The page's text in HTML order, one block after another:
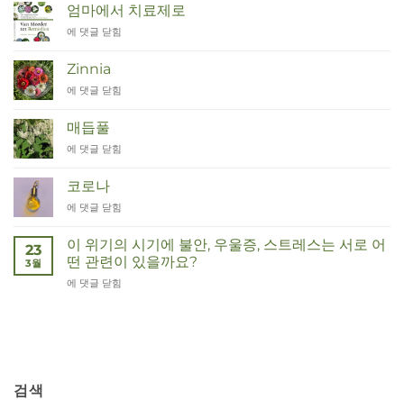
엄마에서 치료제로
Van
tot
Remedies
에 댓글 닫힘
Zinnia
Zinnia
에 댓글 닫힘
매듭풀
Duizendknoop
에 댓글 닫힘
코로나
Corona
에 댓글 닫힘
23
3월
이 위기의 시기에 불안, 우울증, 스트레스는 서로 어
떤 관련이 있을까요?
Wat
에 댓글 닫힘
검색